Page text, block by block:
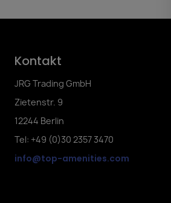
Kontakt
JRG Trading GmbH
Zietenstr. 9
12244 Berlin
Tel: +49 (0)30 2357 3470
info@top-amenities.com